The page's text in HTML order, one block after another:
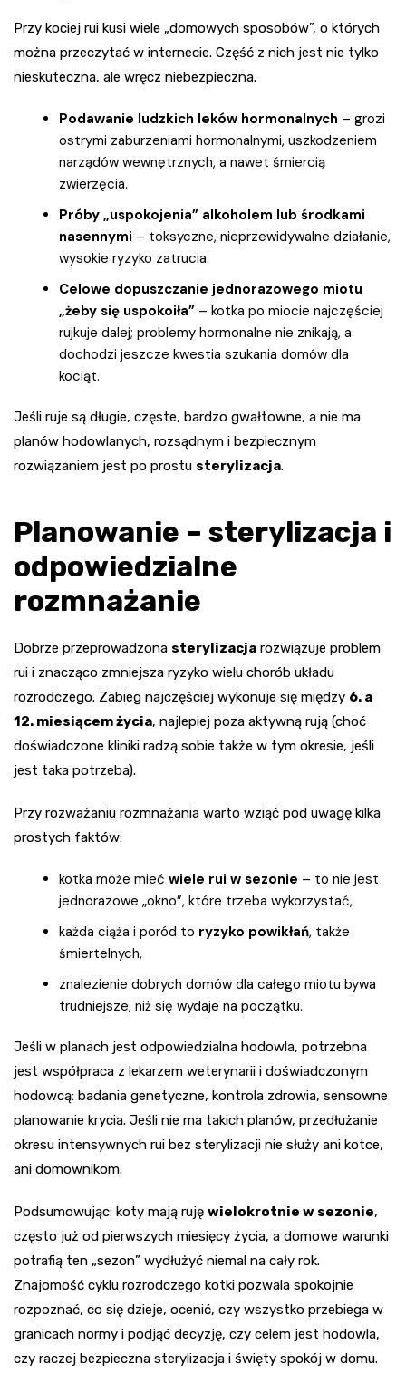
Przy kociej rui kusi wiele „domowych sposobów”, o których
można przeczytać w internecie. Część z nich jest nie tylko
nieskuteczna, ale wręcz niebezpieczna.
Podawanie ludzkich leków hormonalnych – grozi
ostrymi zaburzeniami hormonalnymi, uszkodzeniem
narządów wewnętrznych, a nawet śmiercią
zwierzęcia.
Próby „uspokojenia” alkoholem lub środkami
nasennymi – toksyczne, nieprzewidywalne działanie,
wysokie ryzyko zatrucia.
Celowe dopuszczanie jednorazowego miotu
„żeby się uspokoiła” – kotka po miocie najczęściej
rujkuje dalej; problemy hormonalne nie znikają, a
dochodzi jeszcze kwestia szukania domów dla
kociąt.
Jeśli ruje są długie, częste, bardzo gwałtowne, a nie ma
planów hodowlanych, rozsądnym i bezpiecznym
rozwiązaniem jest po prostu sterylizacja.
Planowanie – sterylizacja i
odpowiedzialne
rozmnażanie
Dobrze przeprowadzona sterylizacja rozwiązuje problem
rui i znacząco zmniejsza ryzyko wielu chorób układu
rozrodczego. Zabieg najczęściej wykonuje się między 6. a
12. miesiącem życia, najlepiej poza aktywną rują (choć
doświadczone kliniki radzą sobie także w tym okresie, jeśli
jest taka potrzeba).
Przy rozważaniu rozmnażania warto wziąć pod uwagę kilka
prostych faktów:
kotka może mieć wiele rui w sezonie – to nie jest
jednorazowe „okno”, które trzeba wykorzystać,
każda ciąża i poród to ryzyko powikłań, także
śmiertelnych,
znalezienie dobrych domów dla całego miotu bywa
trudniejsze, niż się wydaje na początku.
Jeśli w planach jest odpowiedzialna hodowla, potrzebna
jest współpraca z lekarzem weterynarii i doświadczonym
hodowcą: badania genetyczne, kontrola zdrowia, sensowne
planowanie krycia. Jeśli nie ma takich planów, przedłużanie
okresu intensywnych rui bez sterylizacji nie służy ani kotce,
ani domownikom.
Podsumowując: koty mają ruję wielokrotnie w sezonie,
często już od pierwszych miesięcy życia, a domowe warunki
potrafią ten „sezon” wydłużyć niemal na cały rok.
Znajomość cyklu rozrodczego kotki pozwala spokojnie
rozpoznać, co się dzieje, ocenić, czy wszystko przebiega w
granicach normy i podjąć decyzję, czy celem jest hodowla,
czy raczej bezpieczna sterylizacja i święty spokój w domu.